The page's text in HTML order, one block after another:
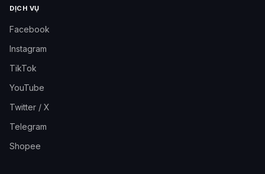
DỊCH VỤ
Facebook
Instagram
TikTok
YouTube
Twitter / X
Telegram
Shopee